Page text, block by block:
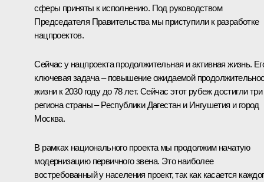
сферы приняты к исполнению. Под руководством
Председателя Правительства мы приступили к разработке
нацпроектов.
Сейчас у нацпроекта продолжительная и активная жизнь.
ключевая задача – повышение ожидаемой
жизни к 2030 году до 78 лет. Сейчас этот рубеж достигли три
региона страны – Республики Дагестан и Ингушетия и город
Москва.
В рамках национального проекта мы продолжим начатую
модернизацию первичного звена. Это наиболее
востребованный у населения проект, так как касается